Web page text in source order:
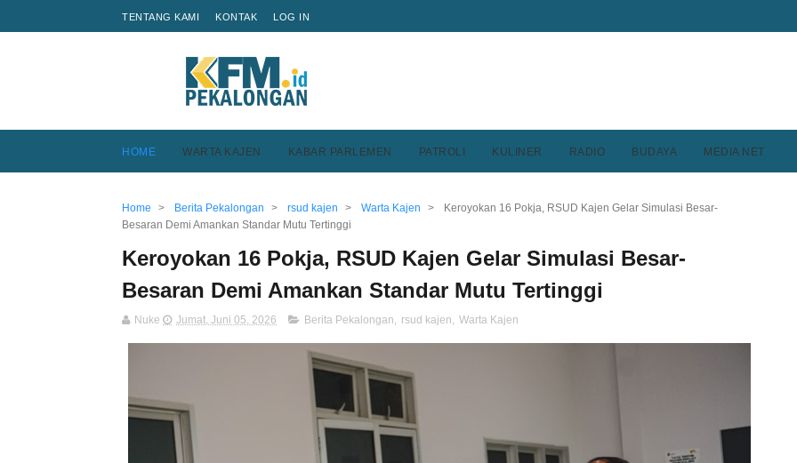
TENTANG KAMI KONTAK LOG IN
HOME WARTA KAJEN KABAR PARLEMEN PATROLI KULINER RADIO BUDAYA MEDIA NET
Home > Berita Pekalongan > rsud kajen > Warta Kajen >
Keroyokan 16 Pokja, RSUD Kajen Gelar Simulasi Besar-
Besaran Demi Amankan Standar Mutu Tertinggi
Keroyokan 16 Pokja, RSUD Kajen Gelar Simulasi Besar-
Besaran Demi Amankan Standar Mutu Tertinggi
Nuke Jumat, Juni 05, 2026 Berita Pekalongan, rsud kajen, Warta Kajen